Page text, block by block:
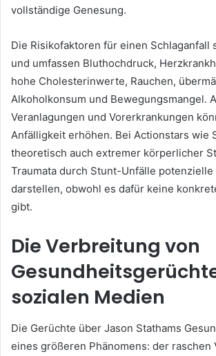
vollständige Genesung.
Die Risikofaktoren für einen Schlaganfall
und umfassen Bluthochdruck,
hohe Cholesterinwerte, Rauchen,
Alkoholkonsum und Bewegungsmangel.
Veranlagungen und Vorerkrankungen
Anfälligkeit erhöhen. Bei Actionstars wie
theoretisch auch extremer körperlicher
Traumata durch Stunt-Unfälle
darstellen, obwohl es dafür keine
gibt.
Die Verbreitung von
sozialen Medien
Die Gerüchte über Jason Stathams
eines größeren Phänomens: der raschen